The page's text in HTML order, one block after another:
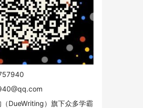
DueWriting）旗下众多学霸